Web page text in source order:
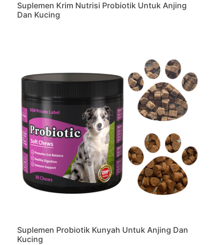
Suplemen Krim Nutrisi Probiotik Untuk Anjing
Dan Kucing
Suplemen Probiotik Kunyah Untuk Anjing Dan
Kucing